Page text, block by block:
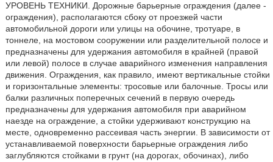
УРОВЕНЬ ТЕХНИКИ. Дорожные барьерные ограждения (далее -
ограждения), располагаются сбоку от проезжей части
автомобильной дороги или улицы на обочине, тротуаре, в
тоннеле, на мостовом сооружении или разделительной полосе и
предназначены для удержания автомобиля в крайней (правой
или левой) полосе в случае аварийного изменения направления
движения. Ограждения, как правило, имеют вертикальные стойки
и горизонтальные элементы: тросовые или балочные. Тросы или
балки различных поперечных сечений в первую очередь
предназначены для удержания автомобиля при аварийном
наезде на ограждение, а стойки удерживают конструкцию на
месте, одновременно рассеивая часть энергии. В зависимости от
устанавливаемой поверхности барьерные ограждения либо
заглубляются стойками в грунт (на дорогах, обочинах), либо